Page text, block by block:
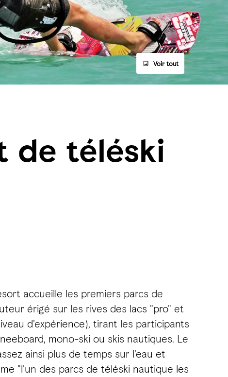
Voir tout
de téléski
accueille les premiers parcs de
érigé sur les rives des lacs "pro" et
d'expérience), tirant les participants
mono-ski ou skis nautiques. Le
ainsi plus de temps sur l'eau et
"l'un des parcs de téléski nautique les